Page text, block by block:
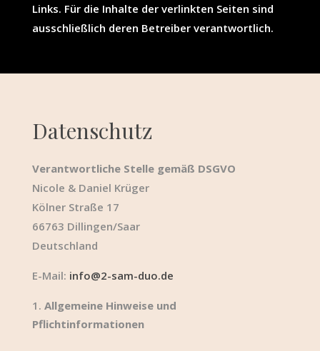
Links. Für die Inhalte der verlinkten Seiten sind
ausschließlich deren Betreiber verantwortlich.
Datenschutz
Verantwortliche Stelle gemäß DSGVO
Nicole & Daniel Krüger
Kölner Straße 17
66763 Dillingen/Saar
Deutschland
E-Mail: info@2-sam-duo.de
Allgemeine Hinweise und
Pflichtinformationen